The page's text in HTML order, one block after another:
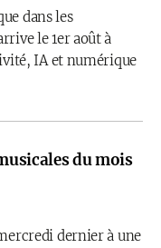
dans les
le 1er août à
IA et numérique
du mois
dernier à une